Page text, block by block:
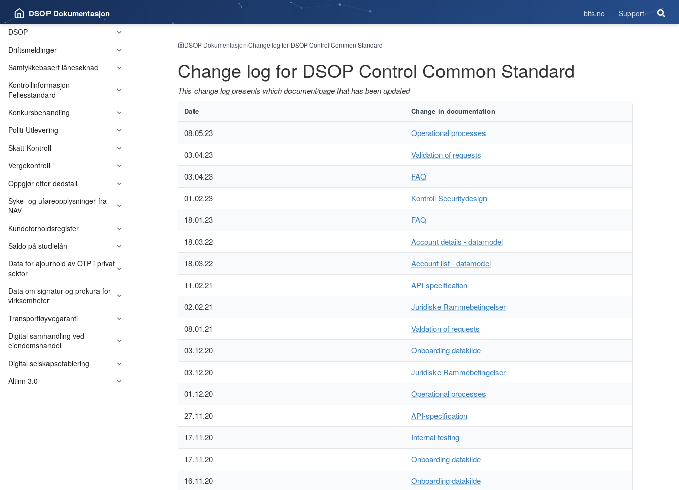
DSOP Dokumentasjon bits.no
Support
DSOP
Driftsmeldinger
Samtykkebasert lånesøknad
Felleskomponenter
Kontrollinformasjon
Fellesstandard
Konkursbehandling
Politi-Utlevering
Skatt-Kontroll
Vergekontroll
Oppgjør etter dødsfall
Syke- og uføreopplysninger fra
NAV
Kundeforholdsregister
Saldo på studielån
Felleskomponenter
Data for ajourhold av OTP i privat
sektor
Data om signatur og prokura for
virksomheter
Transportløyvegaranti
Digital samhandling ved
eiendomshandel
Digital selskapsetablering
Altinn 3.0
DSOP Dokumentasjon›Change log for DSOP Control Common Standard
Change log for DSOP Control Common Standard
This change log presents which document/page that has been updated
Date Change in documentation
08.05.23 Operational processes
03.04.23 Validation of requests
03.04.23 FAQ
01.02.23 Kontroll Securitydesign
18.01.23 FAQ
18.03.22 Account details - datamodel
18.03.22 Account list - datamodel
11.02.21 API-specification
02.02.21 Juridiske Rammebetingelser
08.01.21 Valdation of requests
03.12.20 Onboarding datakilde
03.12.20 Juridiske Rammebetingelser
01.12.20 Operational processes
27.11.20 API-specification
17.11.20 Internal testing
17.11.20 Onboarding datakilde
16.11.20 Onboarding datakilde